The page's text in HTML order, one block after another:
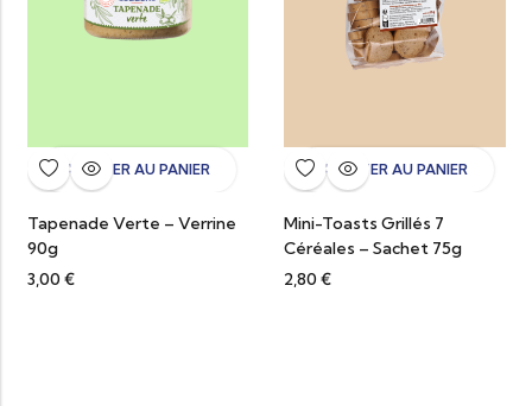
AJOUTER AU PANIER
Tapenade Verte – Verrine
90g
3,00 €
AJOUTER AU PANIER
Mini-Toasts Grillés 7
Céréales – Sachet 75g
2,80 €